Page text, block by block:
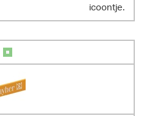
icoontje.